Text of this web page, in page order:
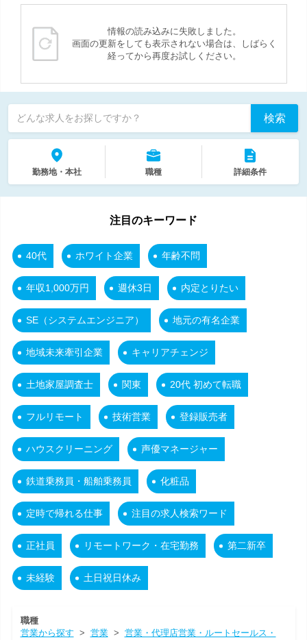
情報の読み込みに失敗しました。
画面の更新をしても表示されない場合は、しばらく
経ってから再度お試しください。
どんな求人をお探しですか？ 検索
勤務地・本社 職種 詳細条件
注目のキーワード
40代 ホワイト企業 年齢不問
年収1,000万円 週休3日 内定とりたい
SE（システムエンジニア） 地元の有名企業
地域未来牽引企業 キャリアチェンジ
土地家屋調査士 関東 20代 初めて転職
フルリモート 技術営業 登録販売者
ハウスクリーニング 声優マネージャー
鉄道乗務員・船舶乗務員 化粧品
定時で帰れる仕事 注目の求人検索ワード
正社員 リモートワーク・在宅勤務 第二新卒
未経験 土日祝日休み
職種
営業から探す > 営業> 営業・代理店営業・ルートセールス・